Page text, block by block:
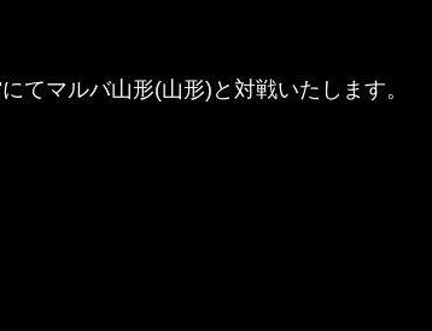
てマルバ山形(山形)と対戦いたします。